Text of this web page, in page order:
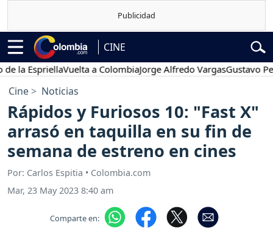
CINE
Vuelta a ColombiaJorge Alfredo VargasGustavo Petro
Cine Noticias
Rápidos y Furiosos 10: "Fast X"
arrasó en taquilla en su fin de
semana de estreno en cines
Por: Carlos Espitia • Colombia.com
Mar, 23 May 2023 8:40 am
Comparte en: